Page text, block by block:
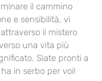
il cammino
e sensibilità, vi
il mistero
una vita più
Siate pronti a
in serbo per voi!